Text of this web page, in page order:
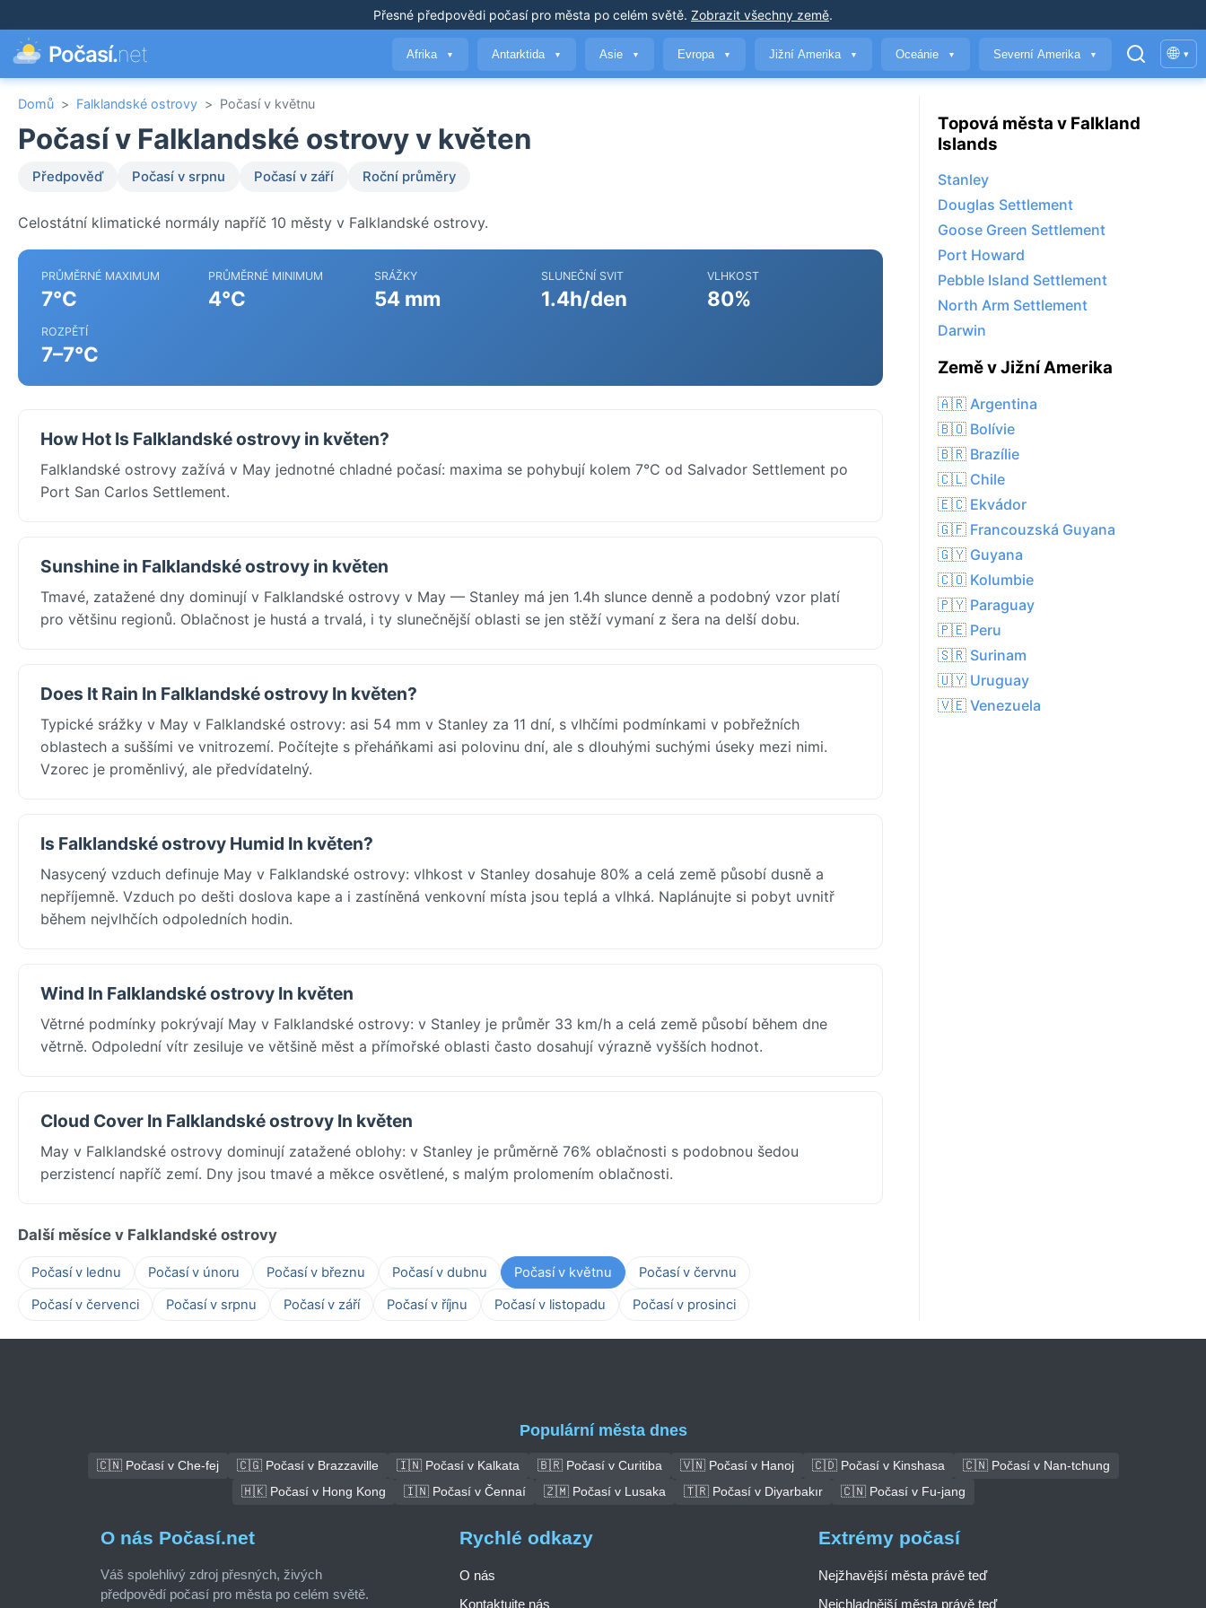
Přesné předpovědi počasípro města po celém světě. Zobrazit všechny země.
Počasí.net Afrika ▼ Antarktida ▼ Asie ▼ Evropa ▼ Jižní Amerika ▼ Oceánie ▼ Severní Amerika ▼ 🌐 ▾
Domů > Falklandské ostrovy > Počasí v květnu
Počasí v Falklandské ostrovy v květen
Předpověď Počasí v srpnu Počasí v září Roční průměry
Celostátní klimatické normály napříč 10 městy v Falklandské ostrovy.
PRŮMĚRNÉ MAXIMUM
7°C
PRŮMĚRNÉ MINIMUM
4°C
SRÁŽKY
54 mm
SLUNEČNÍ SVIT
1.4h/den
VLHKOST
80%
ROZPĚTÍ
7–7°C
How Hot Is Falklandské ostrovy in květen?
Falklandské ostrovy zažívá v May jednotné chladné počasí: maxima se pohybují kolem 7°C od Salvador Settlement po
Port San Carlos Settlement.
Sunshine in Falklandské ostrovy in květen
Tmavé, zatažené dny dominují v Falklandské ostrovy v May — Stanley má jen 1.4h slunce denně a podobný vzor platí
pro většinu regionů. Oblačnost je hustá a trvalá, i ty slunečnější oblasti se jen stěží vymaní z šera na delší dobu.
Does It Rain In Falklandské ostrovy In květen?
Typické srážky v May v Falklandské ostrovy: asi 54 mm v Stanley za 11 dní, s vlhčími podmínkami v pobřežních
oblastech a suššími ve vnitrozemí. Počítejte s přeháňkami asi polovinu dní, ale s dlouhými suchými úseky mezi nimi.
Vzorec je proměnlivý, ale předvídatelný.
Is Falklandské ostrovy Humid In květen?
Nasycený vzduch definuje May v Falklandské ostrovy: vlhkost v Stanley dosahuje 80% a celá země působí dusně a
nepříjemně. Vzduch po dešti doslova kape a i zastíněná venkovní místa jsou teplá a vlhká. Naplánujte si pobyt uvnitř
během nejvlhčích odpoledních hodin.
Wind In Falklandské ostrovy In květen
Větrné podmínky pokrývají May v Falklandské ostrovy: v Stanley je průměr 33 km/h a celá země působí během dne
větrně. Odpolední vítr zesiluje ve většině měst a přímořské oblasti často dosahují výrazně vyšších hodnot.
Cloud Cover In Falklandské ostrovy In květen
May v Falklandské ostrovy dominují zatažené oblohy: v Stanley je průměrně 76% oblačnosti s podobnou šedou
perzistencí napříč zemí. Dny jsou tmavé a měkce osvětlené, s malým prolomením oblačnosti.
Další měsíce v Falklandské ostrovy
Počasí v lednu Počasí v únoru Počasí v březnu Počasí v dubnu Počasí v květnu
Počasí v červnu
Počasí v červenci
Počasí v srpnu Počasí v září Počasí v říjnu Počasí v listopadu Počasí v prosinci
Topová města v Falkland
Islands
Stanley
Douglas Settlement
Goose Green Settlement
Port Howard
Pebble Island Settlement
North Arm Settlement
Darwin
Země v Jižní Amerika
🇦🇷 Argentina
🇧🇴 Bolívie
🇧🇷 Brazílie
🇨🇱 Chile
🇪🇨 Ekvádor
🇬🇫 Francouzská Guyana
🇬🇾 Guyana
🇨🇴 Kolumbie
🇵🇾 Paraguay
🇵🇪 Peru
🇸🇷 Surinam
🇺🇾 Uruguay
🇻🇪 Venezuela
Populární města dnes
🇨🇳 Počasí v Che-fej 🇨🇬 Počasí v Brazzaville 🇮🇳 Počasí v Kalkata 🇧🇷 Počasí v Curitiba 🇻🇳 Počasí v Hanoj 🇨🇩 Počasí v Kinshasa
🇨🇳 Počasí v Nan-tchung
🇭🇰 Počasí v Hong Kong
🇮🇳 Počasí v Čennaí 🇿🇲 Počasí v Lusaka 🇹🇷 Počasí v Diyarbakır 🇨🇳 Počasí v Fu-jang
O nás Počasí.net
Váš spolehlivý zdroj přesných, živých
předpovědí počasí pro města po celém světě.
Rychlé odkazy
O nás
Kontaktujte nás
Extrémy počasí
Nejžhavější města právě teď
Nejchladnější města právě teď